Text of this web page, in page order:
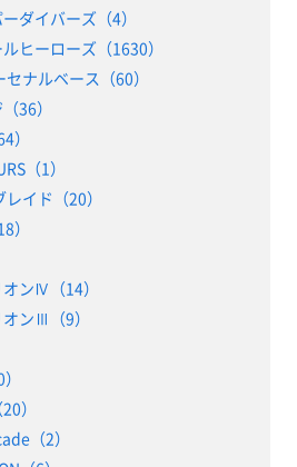
ダイバーズ（4）
ヒーローズ（1630）
ナルベース（60）
36）
）
（1）
イド（20）
）
ンⅣ（14）
ンⅢ（9）
）
（2）